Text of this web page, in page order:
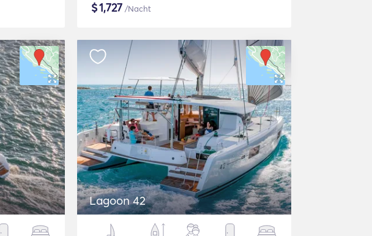
$1,727 /Nacht
Lagoon 42